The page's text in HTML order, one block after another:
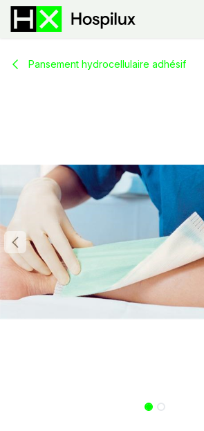
Skip to Content
Pansement hydrocellulaire adhésif